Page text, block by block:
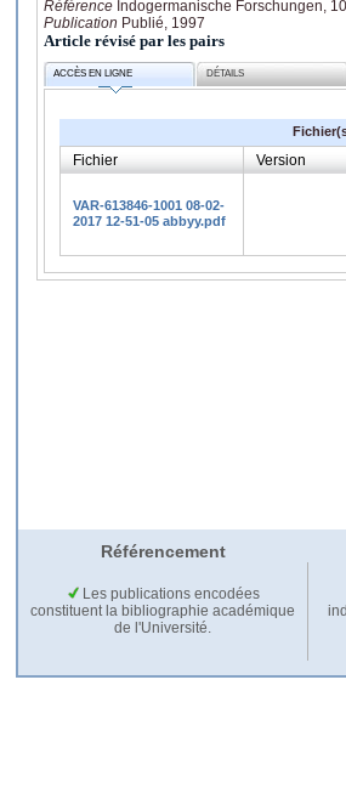
Référence Indogermanische Forschungen,
Publication Publié, 1997
Article révisé par les pairs
ACCÈS EN LIGNE DÉTAILS
Fichier Version
VAR-613846-1001 08-02-
2017 12-51-05 abbyy.pdf
Référencement
Les publications encodées
constituent la bibliographie académique
de l'Université.